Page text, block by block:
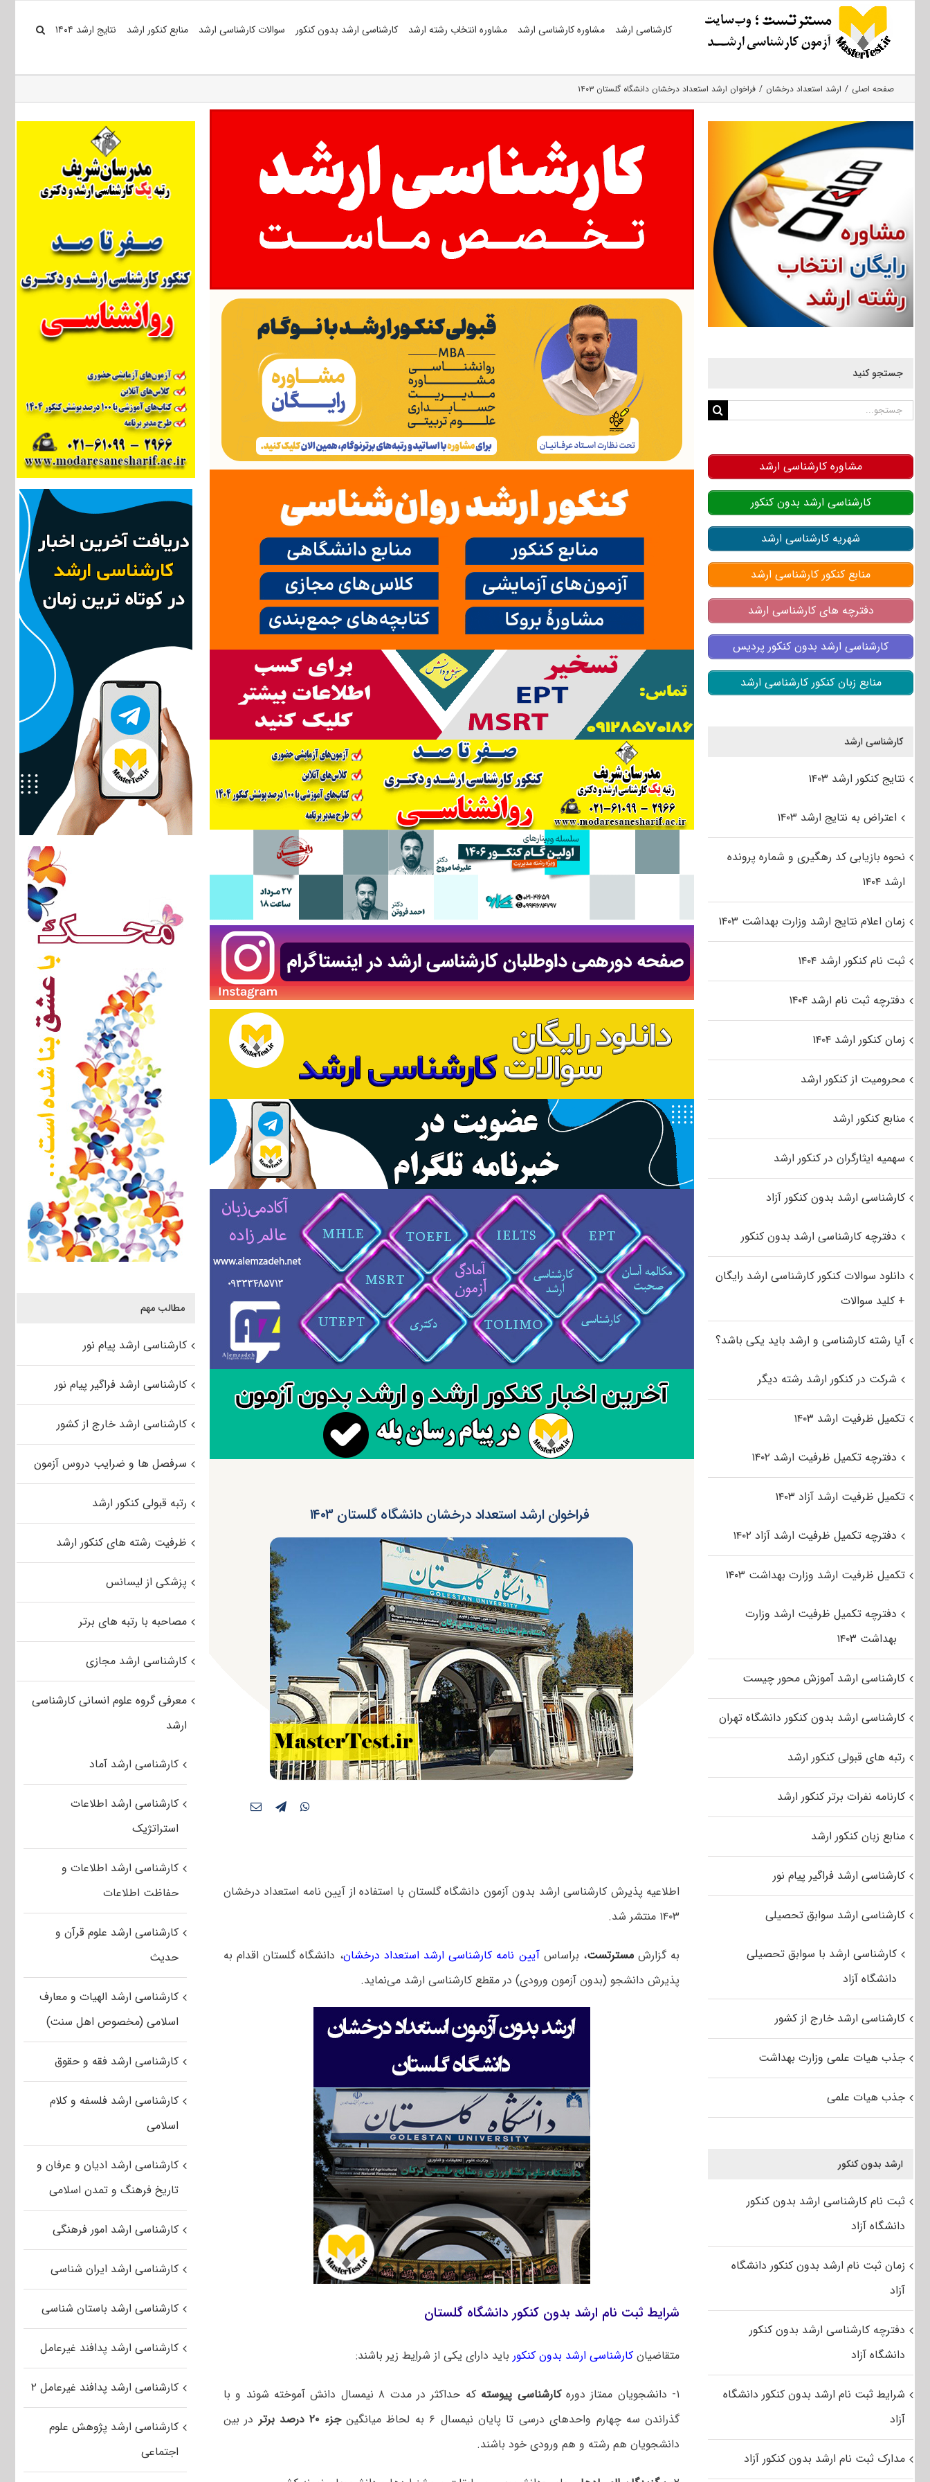
کارشناسی ارشد مشاوره کارشناسی ارشد مشاوره انتخاب رشته ارشد کارشناسی ارشد بدون کنکور سوالات کارشناسی ارشد منابع کنکور ارشد نتایج ارشد ۱۴۰۴
صفحه اصلی ارشد استعداد درخشان فراخوان ارشد استعداد درخشان دانشگاه گلستان ۱۴۰۳
فراخوان ارشد استعداد درخشان دانشگاه گلستان ۱۴۰۳
اطلاعیه پذیرش کارشناسی ارشد بدون آزمون دانشگاه گلستان با استفاده از آیین نامه استعداد درخشان
۱۴۰۳ منتشر شد.
به گزارشمسترتست، براساسآیین نامه کارشناسی ارشد استعداد درخشان، دانشگاه گلستان اقدام به
پذیرش دانشجو (بدون آزمون ورودی) در مقطع کارشناسی ارشد می‌نماید.
شرایط ثبت نام ارشد بدون کنکور دانشگاه گلستان
متقاضیان کارشناسی ارشد بدون کنکور باید دارای یکی از شراِیط زیر باشند:
۱- دانشجویان ممتاز دوره کارشناسی پیوسته
که حداکثر در مدت ۸ نیمسال دانش آموخته شوند و با
گذراندن سه چهارم واحدهای درسی تا پایان نیمسال ۶ به لحاظ میانگین
جزء ۲۰ درصد برتر
در بین
دانشجویان هم رشته و هم ورودی خود باشند.
مطالب مهم
کارشناسی ارشد پیام نور
کارشناسی ارشد فراگیر پیام نور
کارشناسی ارشد خارج از کشور
سرفصل ها و ضرایب دروس آزمون
رتبه قبولی کنکور ارشد
ظرفیت رشته های کنکور ارشد
پزشکی از لیسانس
مصاحبه با رتبه های برتر
کارشناسی ارشد مجازی
معرفی گروه علوم انسانی کارشناسی
ارشد
کارشناسی ارشد آماد
کارشناسی ارشد اطلاعات
استراتژیک
کارشناسی ارشد اطلاعات و
حفاظت اطلاعات
کارشناسی ارشد علوم قرآن و
حدیث
کارشناسی ارشد الهیات و معارف
اسلامی (مخصوص اهل سنت)
کارشناسی ارشد فقه و حقوق
کارشناسی ارشد فلسفه و کلام
اسلامی
کارشناسی ارشد ادیان و عرفان و
تاریخ فرهنگ و تمدن اسلامی
کارشناسی ارشد امور فرهنگی
کارشناسی ارشد ایران شناسی
کارشناسی ارشد باستان شناسی
کارشناسی ارشد پدافند غیرعامل
کارشناسی ارشد پدافند غیرعامل ۲
کارشناسی ارشد پژوهش علوم
اجتماعی
جستجو کنید
جستجو
مشاوره کارشناسی ارشد
کارشناسی ارشد بدون کنکور
شهریه کارشناسی ارشد
منابع کنکور کارشناسی ارشد
دفترچه های کارشناسی ارشد
کارشناسی ارشد بدون کنکور پردیس
منابع زبان کنکور کارشناسی ارشد
کارشناسی ارشد
نتایج کنکور ارشد ۱۴۰۳
اعتراض به نتایج ارشد ۱۴۰۳
نحوه بازیابی کد رهگیری و شماره پرونده
ارشد ۱۴۰۴
زمان اعلام نتایج ارشد وزارت بهداشت ۱۴۰۳
ثبت نام کنکور ارشد ۱۴۰۴
دفترچه ثبت نام ارشد ۱۴۰۴
زمان کنکور ارشد ۱۴۰۴
محرومیت از کنکور ارشد
منابع کنکور ارشد
سهمیه ایثارگران در کنکور ارشد
کارشناسی ارشد بدون کنکور آزاد
دفترچه کارشناسی ارشد بدون کنکور
دانلود سوالات کنکور کارشناسی ارشد رایگان
+ کلید سوالات
آیا رشته کارشناسی و ارشد باید یکی باشد؟
شرکت در کنکور ارشد رشته دیگر
تکمیل ظرفیت ارشد ۱۴۰۳
دفترچه تکمیل ظرفیت ارشد ۱۴۰۲
تکمیل ظرفیت ارشد آزاد ۱۴۰۳
دفترچه تکمیل ظرفیت ارشد آزاد ۱۴۰۲
تکمیل ظرفیت ارشد وزارت بهداشت ۱۴۰۳
دفترچه تکمیل ظرفیت ارشد وزارت
بهداشت ۱۴۰۳
کارشناسی ارشد آموزش محور چیست
کارشناسی ارشد بدون کنکور دانشگاه تهران
رتبه های قبولی کنکور ارشد
کارنامه نفرات برتر کنکور ارشد
منابع زبان کنکور ارشد
کارشناسی ارشد فراگیر پیام نور
کارشناسی ارشد سوابق تحصیلی
کارشناسی ارشد با سوابق تحصیلی
دانشگاه آزاد
کارشناسی ارشد خارج از کشور
جذب هیات علمی وزارت بهداشت
جذب هیات علمی
ارشد بدون کنکور
ثبت نام کارشناسی ارشد بدون کنکور
دانشگاه آزاد
زمان ثبت نام ارشد بدون کنکور دانشگاه
آزاد
دفترچه کارشناسی ارشد بدون کنکور
دانشگاه آزاد
شرایط ثبت نام ارشد بدون کنکور دانشگاه
آزاد
مدارک ثبت نام ارشد بدون کنکور آزاد